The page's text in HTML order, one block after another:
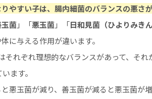
やすい子は、腸内細菌のバランスの悪さ
玉菌」「悪玉菌」「日和見菌（ひよりみきん
に与える作用が違います。
それぞれ理想的なバランスがあって、それ
ます。
悪玉菌が減り、善玉菌が減ると悪玉菌